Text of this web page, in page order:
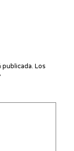
Los